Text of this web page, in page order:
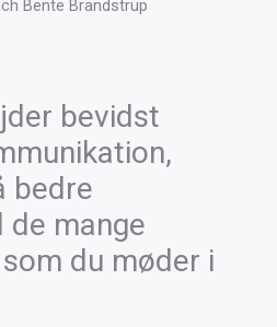
bevidst
bedre
mange
du møder i